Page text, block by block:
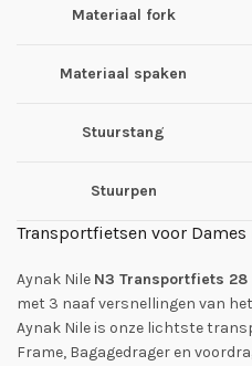
Materiaal fork
Materiaal spaken
Stuurstang
Stuurpen
Transportfietsen voor
Aynak Nile N3 Transportfiets 28
met 3 naaf versnellingen van
Aynak Nile is onze lichtste
Frame, Bagagedrager en